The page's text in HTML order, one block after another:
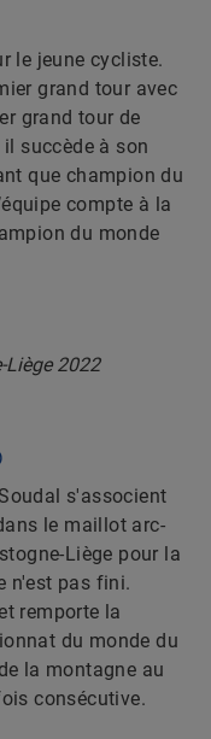
le jeune cycliste.
grand tour avec
grand tour de
il succède à son
que champion du
compte à la
du monde
s'associent
le maillot arc-
Liège pour la
n'est pas fini.
remporte la
du monde du
la montagne au
consécutive.